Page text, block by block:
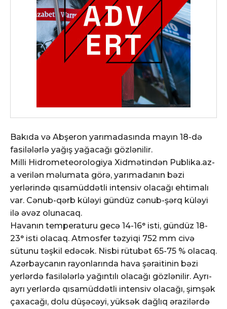
Bakıda və Abşeron yarımadasında mayın 18-də
fasilələrlə yağış yağacağı gözlənilir.
Milli Hidrometeorologiya Xidmətindən Publika.az-
a verilən məlumata görə, yarımadanın bəzi
yerlərində qısamüddətli intensiv olacağı ehtimalı
var. Cənub-qərb küləyi gündüz cənub-şərq küləyi
ilə əvəz olunacaq.
Havanın temperaturu gecə 14-16° isti, gündüz 18-
23° isti olacaq. Atmosfer təzyiqi 752 mm civə
sütunu təşkil edəcək. Nisbi rütubət 65-75 % olacaq.
Azərbaycanın rayonlarında hava şəraitinin bəzi
yerlərdə fasilələrlə yağıntılı olacağı gözlənilir. Ayrı-
ayrı yerlərdə qısamüddətli intensiv olacağı, şimşək
çaxacağı, dolu düşəcəyi, yüksək dağlıq ərazilərdə